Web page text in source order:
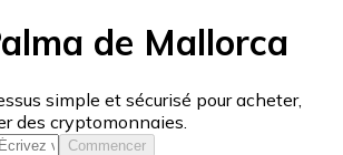
de Mallorca
simple et sécurisé pour acheter,
des cryptomonnaies.
Commencer